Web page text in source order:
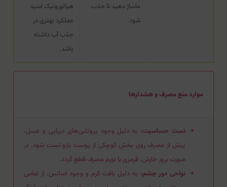
ماساژ دهید تا جذب
شود.
هیالورونیک اسید
عملکرد بهتری در
جذب آب داشته
باشد.
موارد منع مصرف و هشدارها
تست حساسیت: به دلیل وجود پروتئین‌های دریایی و عسل،
پیش از مصرف روی بخش کوچکی از پوست بازو تست شود. در
صورت بروز خارش، قرمزی یا تورم مصرف قطع گردد.
نواحی دور چشم: به دلیل بافت کرم و وجود اسانس، از تماس